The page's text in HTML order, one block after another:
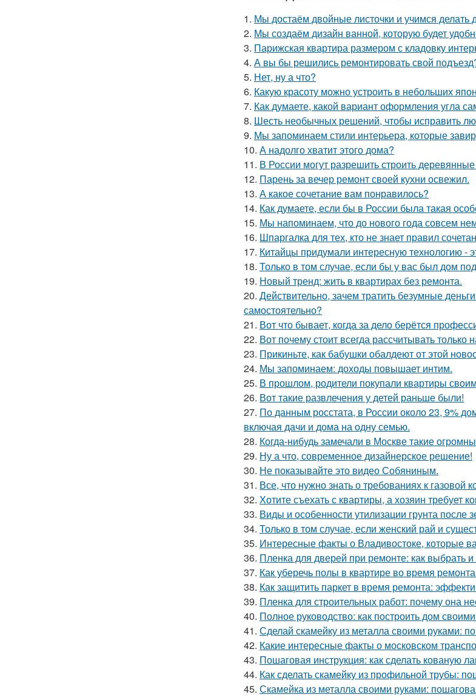
1. Мы достаём двойные листочки и учимся делать
2. Мы создаём дизайн ванной, которую будет
3. Парижская квартира размером с кладовку
4. А вы бы решились ремонтировать свой
5. Нет, ну а что?
6. Какую красоту можно устроить в небольших
7. Как думаете, какой вариант оформления угла
8. Шесть необычных решений, чтобы исправить
9. Мы запоминаем стили интерьера, которые
10. А надолго хватит этого дома?
11. В России могут разрешить строить
12. Парень за вечер ремонт своей кухни освежил.
13. А какое сочетание вам понравилось?
14. Как думаете, если бы в России была такая
15. Мы напоминаем, что до нового года совсем
16. Шпаргалка для тех, кто не знает правил
17. Китайцы придумали интересную технологию -
18. Только в том случае, если бы у вас был дом
19. Новый тренд: жить в квартирах без ремонта.
20. Действительно, зачем тратить безумные
самостоятельно?
21. Вот что бывает, когда за дело берётся
22. Вот почему стоит всегда рассчитывать только
23. Прикиньте, как бабушки обалдеют от этой
24. Мы запоминаем: доходы повышает интим.
25. В прошлом, родители покупали квартиры
26. Вот такие развлечения у детей раньше были!
27. По данным росстата, в России около 23, 9%
включая дачи и дома на одну семью.
28. Когда-нибудь замечали в Москве такие
29. Ну а что, современное дизайнерское решение!
30. Не показывайте это видео Собяниным.
31. Все, что нужно знать о требованиях к газовой
32. Хотите съехать с квартиры, а хозяин требует
33. Виды и особенности утилизации грунта после
34. Только в том случае, если женский рай и
35. Интересные факты о Владивостоке, которые
36. Пленка для дверей при ремонте: как выбрать
37. Как уберечь полы в квартире во время
38. Как защитить паркет в время ремонта:
39. Пленка для строительных работ: почему она
40. Полное руководство: как построить дом
41. Сделай скамейку из металла своими руками:
42. Какие интересные факты о московском
43. Пошаговая инструкция: как сделать кованую
44. Как сделать скамейку из профильной трубы:
45. Скамейка из металла своими руками: